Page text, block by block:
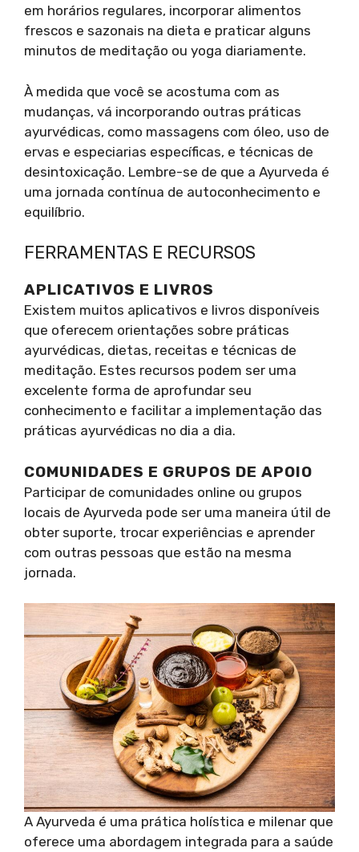
em horários regulares, incorporar alimentos
frescos e sazonais na dieta e praticar alguns
minutos de meditação ou yoga diariamente.
À medida que você se acostuma com as
mudanças, vá incorporando outras práticas
ayurvédicas, como massagens com óleo, uso de
ervas e especiarias específicas, e técnicas de
desintoxicação. Lembre-se de que a Ayurveda é
uma jornada contínua de autoconhecimento e
equilíbrio.
FERRAMENTAS E RECURSOS
APLICATIVOS E LIVROS
Existem muitos aplicativos e livros disponíveis
que oferecem orientações sobre práticas
ayurvédicas, dietas, receitas e técnicas de
meditação. Estes recursos podem ser uma
excelente forma de aprofundar seu
conhecimento e facilitar a implementação das
práticas ayurvédicas no dia a dia.
COMUNIDADES E GRUPOS DE APOIO
Participar de comunidades online ou grupos
locais de Ayurveda pode ser uma maneira útil de
obter suporte, trocar experiências e aprender
com outras pessoas que estão na mesma
jornada.
A Ayurveda é uma prática holística e milenar que
oferece uma abordagem integrada para a saúde